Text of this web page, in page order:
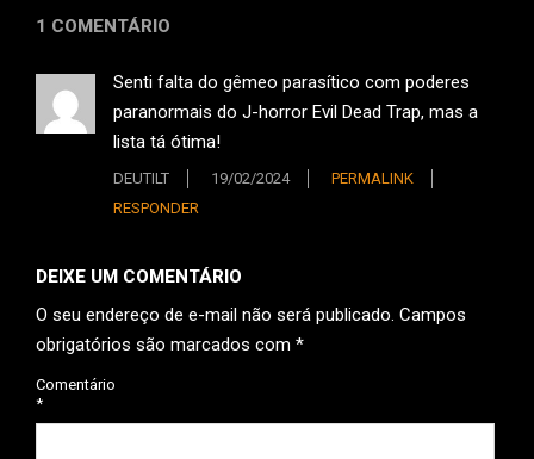
1 COMENTÁRIO
Senti falta do gêmeo parasítico com poderes
paranormais do J-horror Evil Dead Trap, mas a
lista tá ótima!
DEUTILT 19/02/2024
PERMALINK
RESPONDER
DEIXE UM COMENTÁRIO
O seu endereço de e-mail não será publicado. Campos
obrigatórios são marcados com *
Comentário
*